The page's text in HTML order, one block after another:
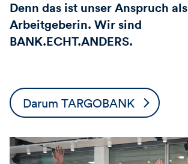
Denn das ist unser Anspruch als
Arbeitgeberin. Wir sind
BANK.ECHT.ANDERS.
Darum TARGOBANK